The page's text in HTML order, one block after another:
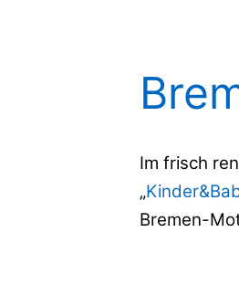
Im frisch
„
Bremen-